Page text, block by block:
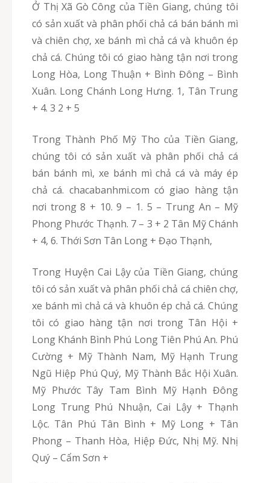
Ở Thị Xã Gò Công của Tiền Giang, chúng tôi
có sản xuất và phân phối chả cá bán bánh mì
và chiên chợ, xe bánh mì chả cá và khuôn ép
chả cá. Chúng tôi có giao hàng tận nơi trong
Long Hòa, Long Thuận + Bình Đông – Bình
Xuân. Long Chánh Long Hưng. 1, Tân Trung
+ 4. 3 2 + 5
Trong Thành Phố Mỹ Tho của Tiền Giang,
chúng tôi có sản xuất và phân phối chả cá
bán bánh mì, xe bánh mì chả cá và máy ép
chả cá. chacabanhmi.com có giao hàng tận
nơi trong 8 + 10. 9 – 1. 5 – Trung An – Mỹ
Phong Phước Thạnh. 7 – 3 + 2 Tân Mỹ Chánh
+ 4, 6. Thới Sơn Tân Long + Đạo Thạnh,
Trong Huyện Cai Lậy của Tiền Giang, chúng
tôi có sản xuất và phân phối chả cá chiên chợ,
xe bánh mì chả cá và khuôn ép chả cá. Chúng
tôi có giao hàng tận nơi trong Tân Hội +
Long Khánh Bình Phú Long Tiên Phú An. Phú
Cường + Mỹ Thành Nam, Mỹ Hạnh Trung
Ngũ Hiệp Phú Quý, Mỹ Thành Bắc Hội Xuân.
Mỹ Phước Tây Tam Bình Mỹ Hạnh Đông
Long Trung Phú Nhuận, Cai Lậy + Thạnh
Lộc. Tân Phú Tân Bình + Mỹ Long + Tân
Phong – Thanh Hòa, Hiệp Đức, Nhị Mỹ. Nhị
Quý – Cẩm Sơn +